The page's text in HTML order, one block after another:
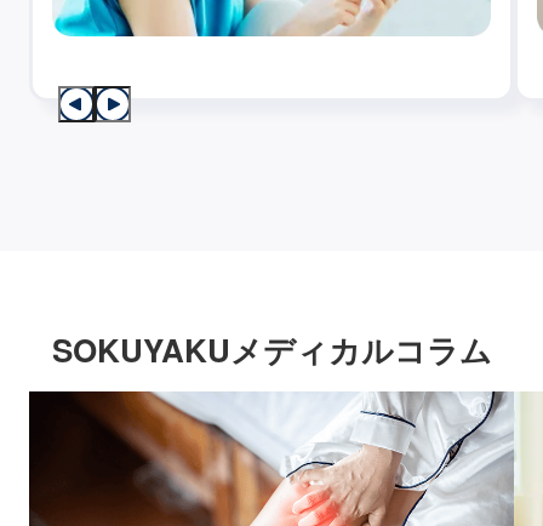
SOKUYAKUメディカルコラム